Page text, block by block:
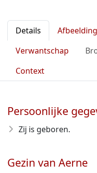
Details
Verwantschap
Context
Persoonlijke
Zij is geboren.
Gezin van Aerne